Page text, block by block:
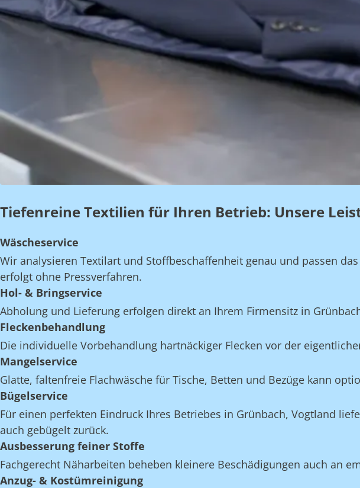
Tiefenreine Textilien für Ihren Betrieb: Unsere
Wäscheservice
Wir analysieren Textilart und Stoffbeschaffenheit genau und passen
erfolgt ohne Pressverfahren.
Hol- & Bringservice
Abholung und Lieferung erfolgen direkt an Ihrem Firmensitz in
Fleckenbehandlung
Die individuelle Vorbehandlung hartnäckiger Flecken vor der
Mangelservice
Glatte, faltenfreie Flachwäsche für Tische, Betten und Bezüge kann
Bügelservice
Für einen perfekten Eindruck Ihres Betriebes in Grünbach, Vogtland
auch gebügelt zurück.
Ausbesserung feiner Stoffe
Fachgerecht Näharbeiten beheben kleinere Beschädigungen auch an
Anzug- & Kostümreinigung